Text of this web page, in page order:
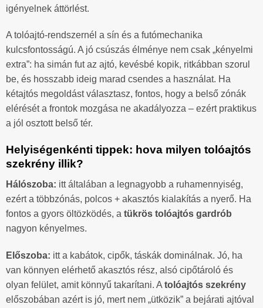
igényelnek áttörlést.
A tolóajtó-rendszernél a sín és a futómechanika
kulcsfontosságú. A jó csúszás élménye nem csak „kényelmi
extra”: ha simán fut az ajtó, kevésbé kopik, ritkábban szorul
be, és hosszabb ideig marad csendes a használat. Ha
kétajtós megoldást választasz, fontos, hogy a belső zónák
elérését a frontok mozgása ne akadályozza – ezért praktikus
a jól osztott belső tér.
Helyiségenkénti tippek: hova milyen tolóajtós
szekrény illik?
Hálószoba: itt általában a legnagyobb a ruhamennyiség,
ezért a többzónás, polcos + akasztós kialakítás a nyerő. Ha
fontos a gyors öltözködés, a tükrös tolóajtós gardrób
nagyon kényelmes.
Előszoba: itt a kabátok, cipők, táskák dominálnak. Jó, ha
van könnyen elérhető akasztós rész, alsó cipőtároló és
olyan felület, amit könnyű takarítani. A tolóajtós szekrény
előszobában azért is jó, mert nem „ütközik” a bejárati ajtóval